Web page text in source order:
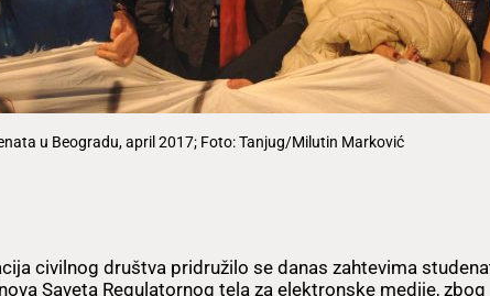
u Beogradu, april 2017; Foto: Tanjug/Milutin Marković
civilnog društva pridružilo se danas zahtevima
Saveta Regulatornog tela za elektronske medije, zbog